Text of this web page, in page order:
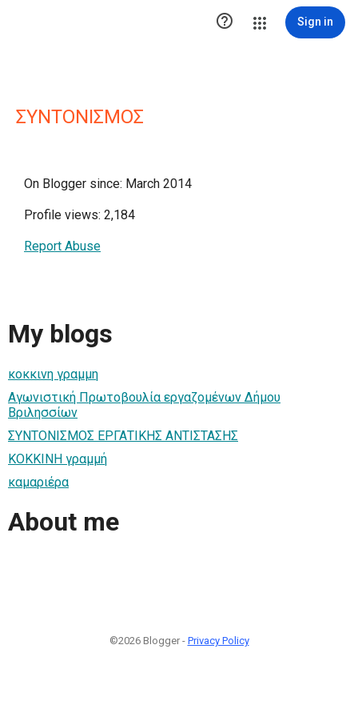
 Sign in
ΣΥΝΤΟΝΙΣΜΟΣ
On Blogger since: March 2014
Profile views: 2,184
Report Abuse
My blogs
κοκκινη γραμμη
Αγωνιστική Πρωτοβουλία εργαζομένων Δήμου
Βριλησσίων
ΣΥΝΤΟΝΙΣΜΟΣ ΕΡΓΑΤΙΚΗΣ ΑΝΤΙΣΤΑΣΗΣ
KOKKINH γραμμή
καμαριέρα
About me
©2026 Blogger - Privacy Policy